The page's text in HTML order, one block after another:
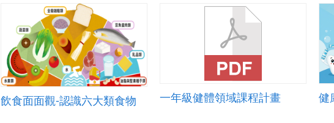
飲食面面觀-認識六大類食物 一年級健體領域課程計畫 健